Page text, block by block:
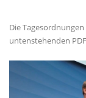
Die
untenstehenden